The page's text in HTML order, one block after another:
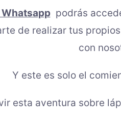
podrás
de realizar tus
con
Y este es solo el
esta aventura sobre